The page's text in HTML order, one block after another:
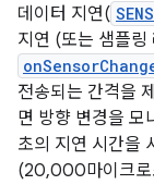
데이터 지연(
지연 (또는 샘플링
전송되는 간격을
면 방향 변경을
초의 지연 시간을
(20,000마이크로